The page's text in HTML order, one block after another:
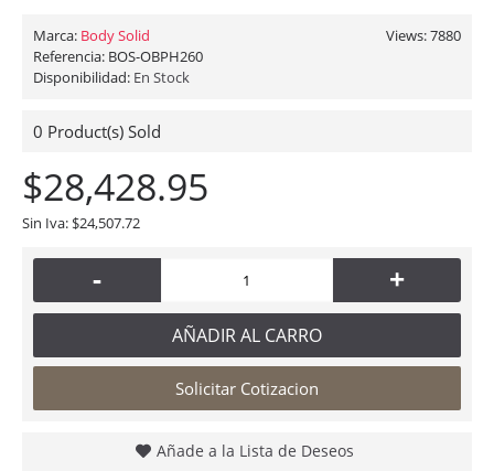
Views: 7880
Marca: Body Solid
Referencia: BOS-OBPH260
Disponibilidad: En Stock
0 Product(s) Sold
$28,428.95
Sin Iva: $24,507.72
- +
AÑADIR AL CARRO
Solicitar Cotizacion
Añade a la Lista de Deseos